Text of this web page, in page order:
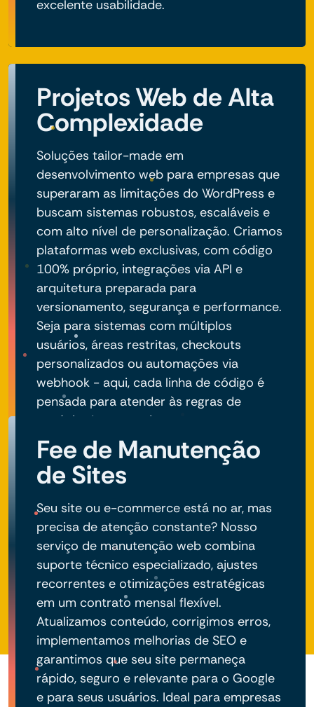
excelente usabilidade.
Projetos Web de Alta
Complexidade
Soluções tailor-made em
desenvolvimento web para empresas que
superaram as limitações do WordPress e
buscam sistemas robustos, escaláveis e
com alto nível de personalização. Criamos
plataformas web exclusivas, com código
100% próprio, integrações via API e
arquitetura preparada para
versionamento, segurança e performance.
Seja para sistemas com múltiplos
usuários, áreas restritas, checkouts
personalizados ou automações via
webhook - aqui, cada linha de código é
pensada para atender às regras de
negócio do seu projeto.
Fee de Manutenção
de Sites
Seu site ou e-commerce está no ar, mas
precisa de atenção constante? Nosso
serviço de manutenção web combina
suporte técnico especializado, ajustes
recorrentes e otimizações estratégicas
em um contrato mensal flexível.
Atualizamos conteúdo, corrigimos erros,
implementamos melhorias de SEO e
garantimos que seu site permaneça
rápido, seguro e relevante para o Google
e para seus usuários. Ideal para empresas